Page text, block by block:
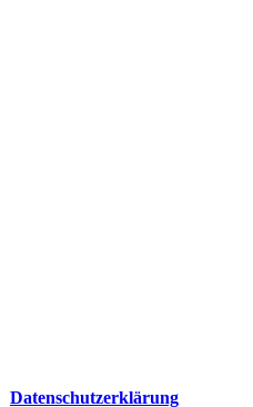
Datenschutzerklärung